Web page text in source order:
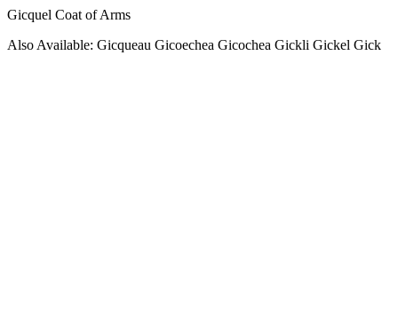
Gicquel Coat of Arms
Also Available: Gicqueau Gicoechea Gicochea Gickli Gickel Gick